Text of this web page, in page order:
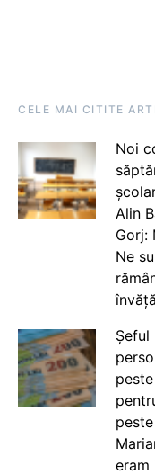
CELE MAI CITITE
Noi
Alin
Gorj:
Ne
Șeful
eram